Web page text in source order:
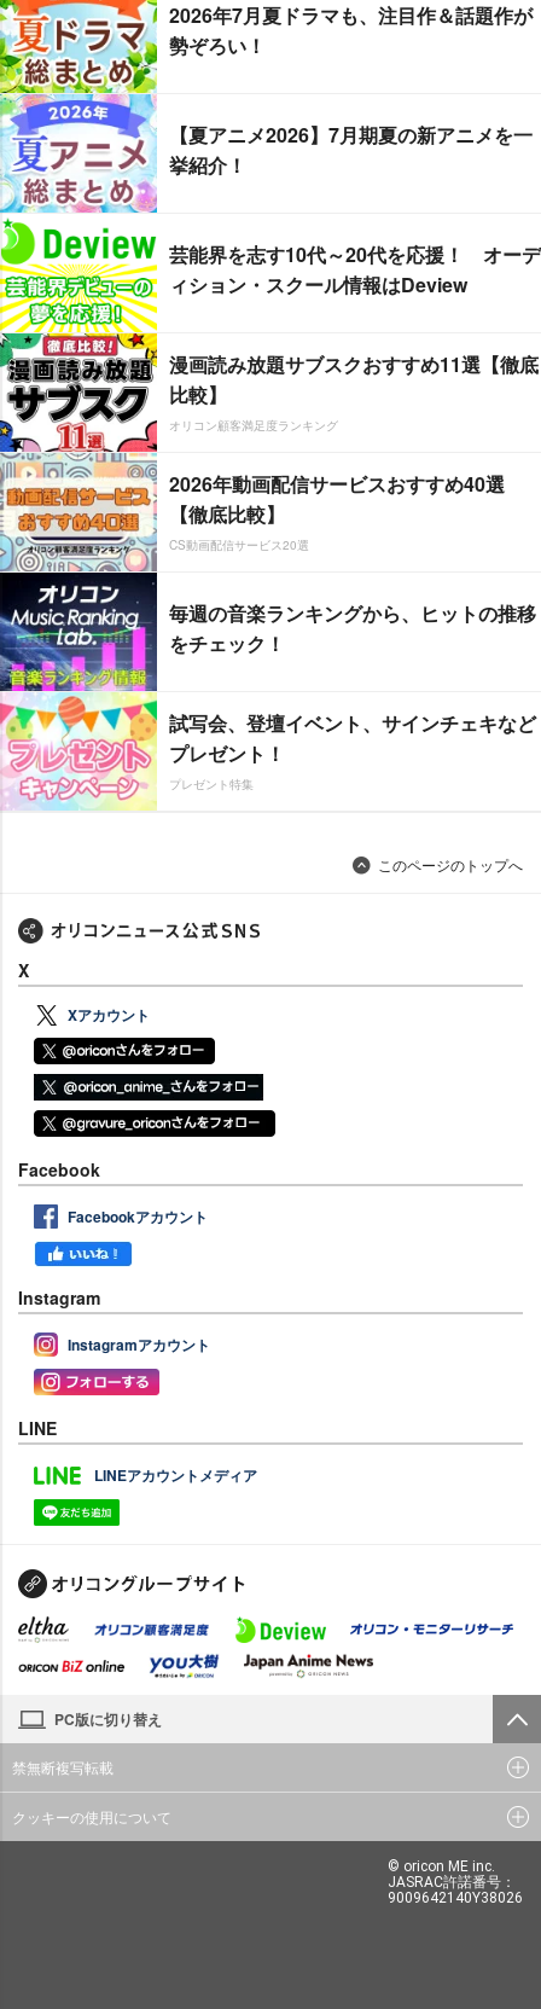
2026年7月夏ドラマも、注目作＆話題作が
勢ぞろい！
【夏アニメ2026】7月期夏の新アニメを一
挙紹介！
芸能界を志す10代～20代を応援！ オーデ
ィション・スクール情報はDeview
漫画読み放題サブスクおすすめ11選【徹底
比較】
オリコン顧客満足度ランキング
2026年動画配信サービスおすすめ40選
【徹底比較】
CS動画配信サービス20選
毎週の音楽ランキングから、ヒットの推移
をチェック！
試写会、登壇イベント、サインチェキなど
プレゼント！
プレゼント特集
このページのトップへ
X
Xアカウント
Facebook
Facebookアカウント
Instagram
Instagramアカウント
LINE
LINEアカウントメディア
PC版に切り替え
禁無断複写転載
クッキーの使用について
© oricon ME inc.
JASRAC許諾番号：
9009642140Y38026